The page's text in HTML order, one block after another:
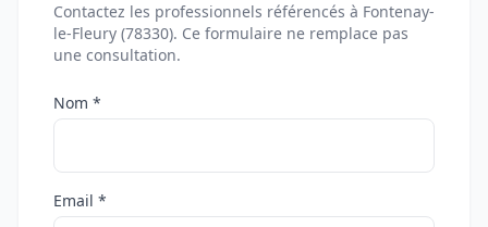
Contactez les professionnels référencés à Fontenay-
le-Fleury (78330). Ce formulaire ne remplace pas
une consultation.
Nom *
Email *